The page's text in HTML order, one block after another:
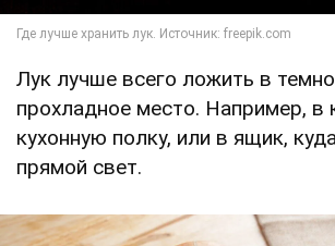
Лук лучше всего ложить в
прохладное место. Например, в
кухонную полку, или в ящик,
прямой свет.